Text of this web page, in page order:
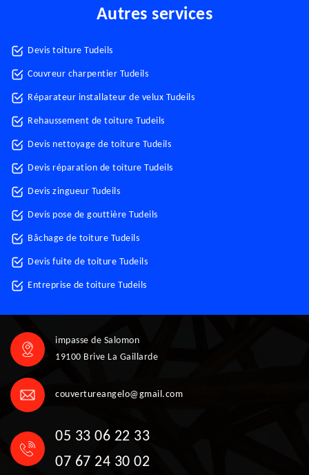
Autres services
Devis toiture Tudeils
Couvreur charpentier Tudeils
Réparateur installateur de velux Tudeils
Rehaussement de toiture Tudeils
Devis nettoyage de toiture Tudeils
Devis réparation de toiture Tudeils
Devis zingueur Tudeils
Devis pose de gouttière Tudeils
Bâchage de toiture Tudeils
Devis fuite de toiture Tudeils
Entreprise de toiture Tudeils
impasse de Salomon
19100 Brive La Gaillarde
couvertureangelo@gmail.com
05 33 06 22 33
07 67 24 30 02